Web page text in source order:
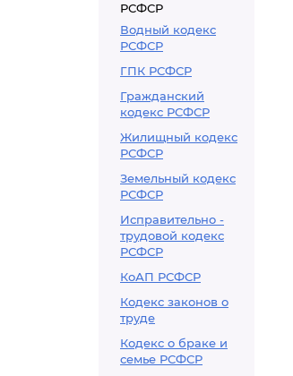
РСФСР
Водный кодекс
РСФСР
ГПК РСФСР
Гражданский
кодекс РСФСР
Жилищный кодекс
РСФСР
Земельный кодекс
РСФСР
Исправительно -
трудовой кодекс
РСФСР
КоАП РСФСР
Кодекс законов о
труде
Кодекс о браке и
семье РСФСР